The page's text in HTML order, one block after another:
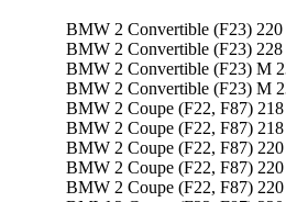
BMW 2 Convertible (F23)
BMW 2 Convertible (F23)
BMW 2 Convertible (F23) M
BMW 2 Convertible (F23) M
BMW 2 Coupe (F22, F87)
BMW 2 Coupe (F22, F87)
BMW 2 Coupe (F22, F87)
BMW 2 Coupe (F22, F87)
BMW 2 Coupe (F22, F87)